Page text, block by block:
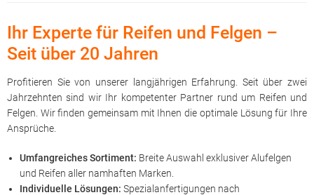
Ihr Experte für Reifen und Felgen –
Seit über 20 Jahren
Profitieren Sie von unserer langjährigen Erfahrung. Seit über zwei
Jahrzehnten sind wir Ihr kompetenter Partner rund um Reifen und
Felgen. Wir finden gemeinsam mit Ihnen die optimale Lösung für Ihre
Ansprüche.
Umfangreiches Sortiment: Breite Auswahl exklusiver Alufelgen
und Reifen aller namhaften Marken.
Individuelle Lösungen: Spezialanfertigungen nach